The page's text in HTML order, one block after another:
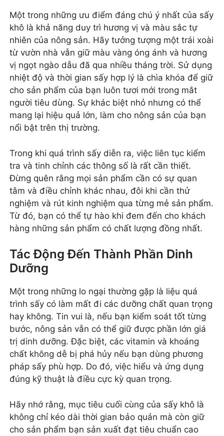
Một trong những ưu điểm đáng chú ý nhất của sấy
khô là khả năng duy trì hương vị và màu sắc tự
nhiên của nông sản. Hãy tưởng tượng một trái xoài
từ vườn nhà vẫn giữ màu vàng óng ánh và hương
vị ngọt ngào dẫu đã qua nhiều tháng trời. Sử dụng
nhiệt độ và thời gian sấy hợp lý là chìa khóa để giữ
cho sản phẩm của bạn luôn tươi mới trong mắt
người tiêu dùng. Sự khác biệt nhỏ nhưng có thể
mang lại hiệu quả lớn, làm cho nông sản của bạn
nổi bật trên thị trường.
Trong khi quá trình sấy diễn ra, việc liên tục kiểm
tra và tinh chỉnh các thông số là rất cần thiết.
Đừng quên rằng mọi sản phẩm cần có sự quan
tâm và điều chỉnh khác nhau, đôi khi cần thử
nghiệm và rút kinh nghiệm qua từng mẻ sản phẩm.
Từ đó, bạn có thể tự hào khi đem đến cho khách
hàng những sản phẩm có chất lượng đồng nhất.
Tác Động Đến Thành Phần Dinh
Dưỡng
Một trong những lo ngại thường gặp là liệu quá
trình sấy có làm mất đi các dưỡng chất quan trọng
hay không. Tin vui là, nếu bạn kiểm soát tốt từng
bước, nông sản vẫn có thể giữ được phần lớn giá
trị dinh dưỡng. Đặc biệt, các vitamin và khoáng
chất không dễ bị phá hủy nếu bạn dùng phương
pháp sấy phù hợp. Do đó, việc hiểu và ứng dụng
đúng kỹ thuật là điều cực kỳ quan trọng.
Hãy nhớ rằng, mục tiêu cuối cùng của sấy khô là
không chỉ kéo dài thời gian bảo quản mà còn giữ
cho sản phẩm bạn sản xuất đạt tiêu chuẩn cao